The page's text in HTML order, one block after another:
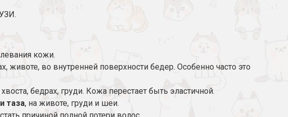
кожи.
животе, во внутренней поверхности бедер. Особенно часто это
бедрах, груди. Кожа перестает быть эластичной.
таза, на животе, груди и шеи.